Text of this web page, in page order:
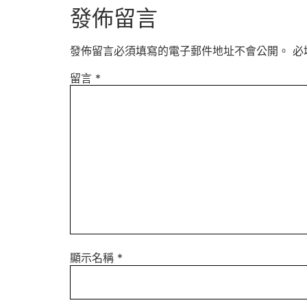
發佈留言
發佈留言必須填寫的電子郵件地址不會公開。 必
留言 *
顯示名稱 *